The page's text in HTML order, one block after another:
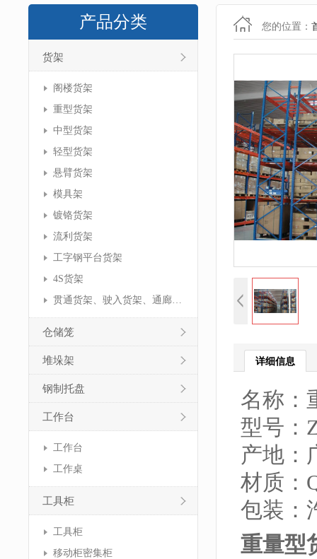
产品分类
货架
阁楼货架
重型货架
中型货架
轻型货架
悬臂货架
模具架
镀铬货架
流利货架
工字钢平台货架
4S货架
贯通货架、驶入货架、通廊货架
仓储笼
堆垛架
钢制托盘
工作台
工作台
工作桌
工具柜
工具柜
移动柜密集柜
您的位置：
详细信息
名称：
型号：
产地：
材质：
包装：
重量型